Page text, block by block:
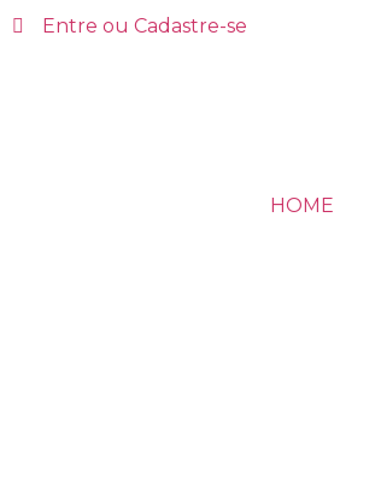
Entre ou Cadastre-se
HOME